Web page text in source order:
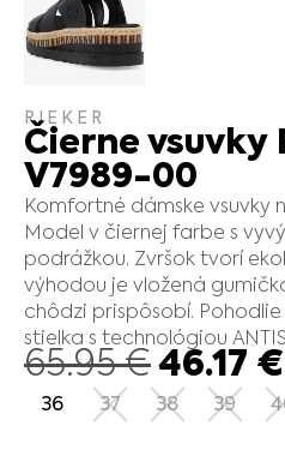
RIEKER
Čierne vsuvky
V7989-00
Komfortné dámske vsuvky
Model v čiernej farbe s
podrážkou. Zvršok tvorí
výhodou je vložená
chôdzi prispôsobí.
stielka s technológiou
65.95€46.17 €
36 37 38 39